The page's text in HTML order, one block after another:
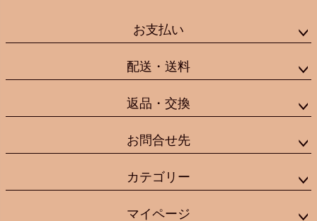
お支払い
配送・送料
返品・交換
お問合せ先
カテゴリー
マイページ